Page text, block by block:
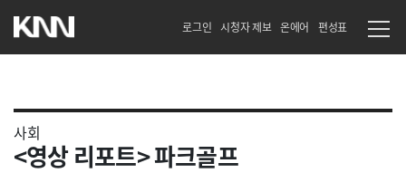
로그인 시청자 제보 온에어 편성표
사회
<영상 리포트> 파크골프